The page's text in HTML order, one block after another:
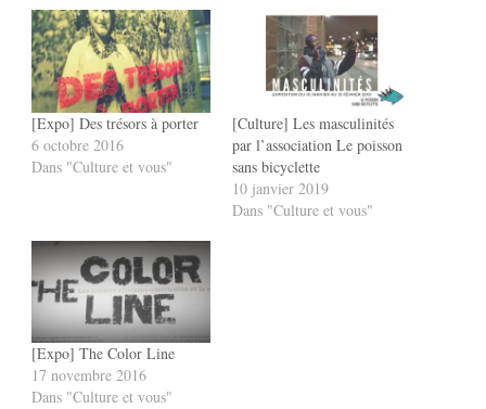
[Expo] Des trésors à porter
6 octobre 2016
Dans "Culture et vous"
[Culture] Les masculinités
par l’association Le poisson
sans bicyclette
10 janvier 2019
Dans "Culture et vous"
[Expo] The Color Line
17 novembre 2016
Dans "Culture et vous"